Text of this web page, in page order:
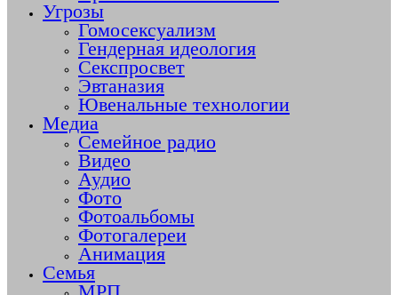
Угрозы
Гомосексуализм
Гендерная идеология
Секспросвет
Эвтаназия
Ювенальные технологии
Медиа
Семейное радио
Видео
Аудио
Фото
Фотоальбомы
Фотогалереи
Анимация
Семья